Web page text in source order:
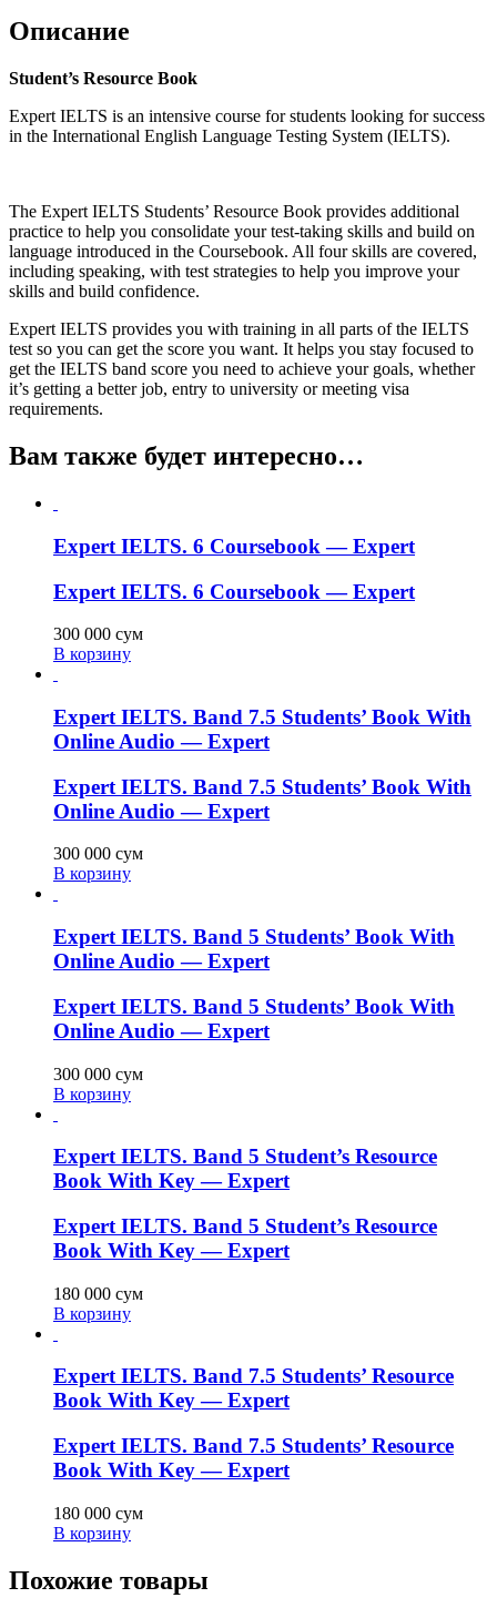
Описание
Student’s Resource Book
Expert IELTS is an intensive course for students looking for success
in the International English Language Testing System (IELTS).
The Expert IELTS Students’ Resource Book provides additional
practice to help you consolidate your test-taking skills and build on
language introduced in the Coursebook. All four skills are covered,
including speaking, with test strategies to help you improve your
skills and build confidence.
Expert IELTS provides you with training in all parts of the IELTS
test so you can get the score you want. It helps you stay focused to
get the IELTS band score you need to achieve your goals, whether
it’s getting a better job, entry to university or meeting visa
requirements.
Вам также будет интересно…
Expert IELTS. 6 Coursebook — Expert
Expert IELTS. 6 Coursebook — Expert
300 000 сум
В корзину
Expert IELTS. Band 7.5 Students’ Book With
Online Audio — Expert
Expert IELTS. Band 7.5 Students’ Book With
Online Audio — Expert
300 000 сум
В корзину
Expert IELTS. Band 5 Students’ Book With
Online Audio — Expert
Expert IELTS. Band 5 Students’ Book With
Online Audio — Expert
300 000 сум
В корзину
Expert IELTS. Band 5 Student’s Resource
Book With Key — Expert
Expert IELTS. Band 5 Student’s Resource
Book With Key — Expert
180 000 сум
В корзину
Expert IELTS. Band 7.5 Students’ Resource
Book With Key — Expert
Expert IELTS. Band 7.5 Students’ Resource
Book With Key — Expert
180 000 сум
В корзину
Похожие товары